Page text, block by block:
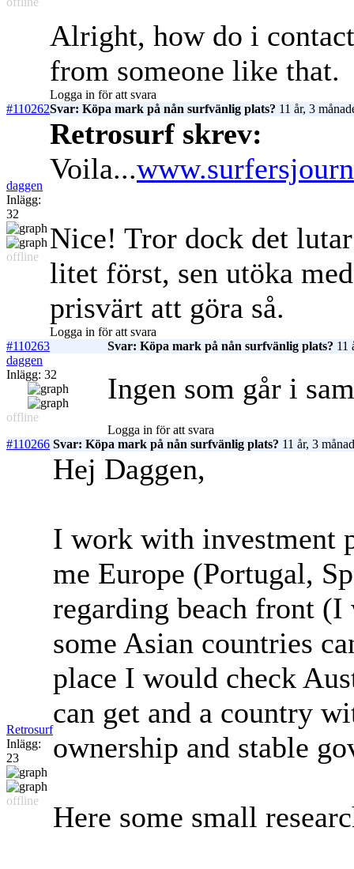
Alright, how do i
from someone like that.
Logga in för att svara
#110262Svar: Köpa mark på nån surfvänlig plats? 11 år, 3
daggen
Inlägg:
32
offline
Retrosurf skrev:
Voila...
Nice! Tror dock det
litet först, sen utöka
prisvärt att göra så.
Logga in för att svara
#110263
Svar: Köpa mark på nån surfvänlig plats? 11
daggen
Inlägg: 32
offline
Ingen som går i
Logga in för att svara
#110266 Svar: Köpa mark på nån surfvänlig plats? 11 år, 3
Retrosurf
Inlägg:
23
offline
Hej Daggen,
I work with investment
me Europe (Portugal,
regarding beach front
some Asian countries
place I would check
can get and a country
ownership and stable
Here some small